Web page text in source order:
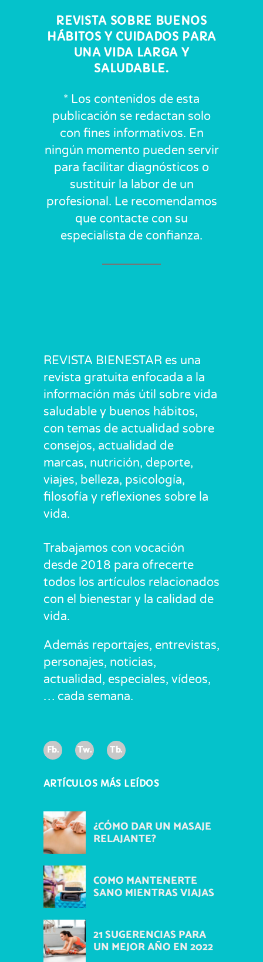
REVISTA SOBRE BUENOS
HÁBITOS Y CUIDADOS PARA
UNA VIDA LARGA Y
SALUDABLE.
* Los contenidos de esta
publicación se redactan solo
con fines informativos. En
ningún momento pueden servir
para facilitar diagnósticos o
sustituir la labor de un
profesional. Le recomendamos
que contacte con su
especialista de confianza.
REVISTA BIENESTAR es una
revista gratuita enfocada a la
información más útil sobre vida
saludable y buenos hábitos,
con temas de actualidad sobre
consejos, actualidad de
marcas, nutrición, deporte,
viajes, belleza, psicología,
filosofía y reflexiones sobre la
vida.
Trabajamos con vocación
desde 2018 para ofrecerte
todos los artículos relacionados
con el bienestar y la calidad de
vida.
Además reportajes, entrevistas,
personajes, noticias,
actualidad, especiales, vídeos,
… cada semana.
Fb. Tw. Tb.
ARTÍCULOS MÁS LEÍDOS
¿CÓMO DAR UN MASAJE
RELAJANTE?
COMO MANTENERTE
SANO MIENTRAS VIAJAS
21 SUGERENCIAS PARA
UN MEJOR AÑO EN 2022